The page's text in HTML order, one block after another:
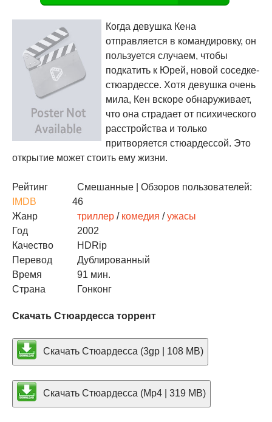
Когда девушка Кена
отправляется в командировку, он
пользуется случаем, чтобы
подкатить к Юрей, новой соседке-
стюардессе. Хотя девушка очень
мила, Кен вскоре обнаруживает,
что она страдает от психического
расстройства и только
притворяется стюардессой. Это
открытие может стоить ему жизни.
Рейтинг
IMDB
Смешанные | Обзоров пользователей:
46
Жанр
триллер / комедия /ужасы
Год
2002
Качество
HDRip
Перевод
Дублированный
Время
91 мин.
Страна
Гонконг
Скачать Стюардесса торрент
Скачать Стюардесса (3gp | 108 MB)
Скачать Стюардесса (Mp4 | 319 MB)